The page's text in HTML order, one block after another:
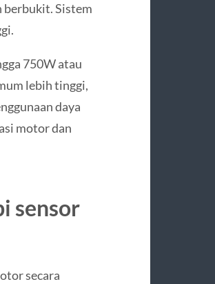
berbukit. Sistem
750W atau
lebih tinggi,
daya
motor dan
sensor
secara